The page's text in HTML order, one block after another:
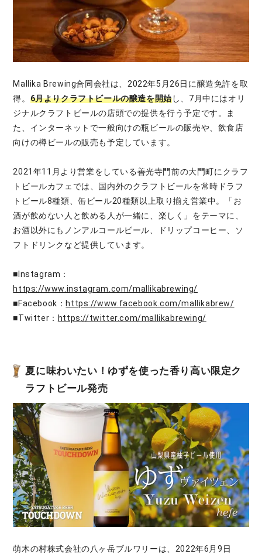
Mallika Brewing合同会社は、2022年5月26日に醸造免許を取
得。 6月よりクラフトビールの醸造を開始し、7月中にはオリ
ジナルクラフトビールの店頭での提供を行う予定です。ま
た、インターネットで一般向けの瓶ビールの販売や、飲食店
向けの樽ビールの販売も予定しています。
2021年11月より営業をしている善光寺門前の大門町にクラフ
トビールカフェでは、国内外のクラフトビールを常時ドラフ
トビール8種類、缶ビール20種類以上取り揃え営業中。「お
酒が飲めない人と飲める人が一緒に、楽しく」をテーマに、
お酒以外にもノンアルコールビール、ドリップコーヒー、ソ
フトドリンクなど提供しています。
■Instagram：
https://www.instagram.com/mallikabrewing/
■Facebook： https://www.facebook.com/mallikabrew/
■Twitter： https://twitter.com/mallikabrewing/
夏に味わいたい！ゆずを使った香り高い限定ク
ラフトビール発売
萌木の村株式会社の八ヶ岳ブルワリーは、2022年6月9日